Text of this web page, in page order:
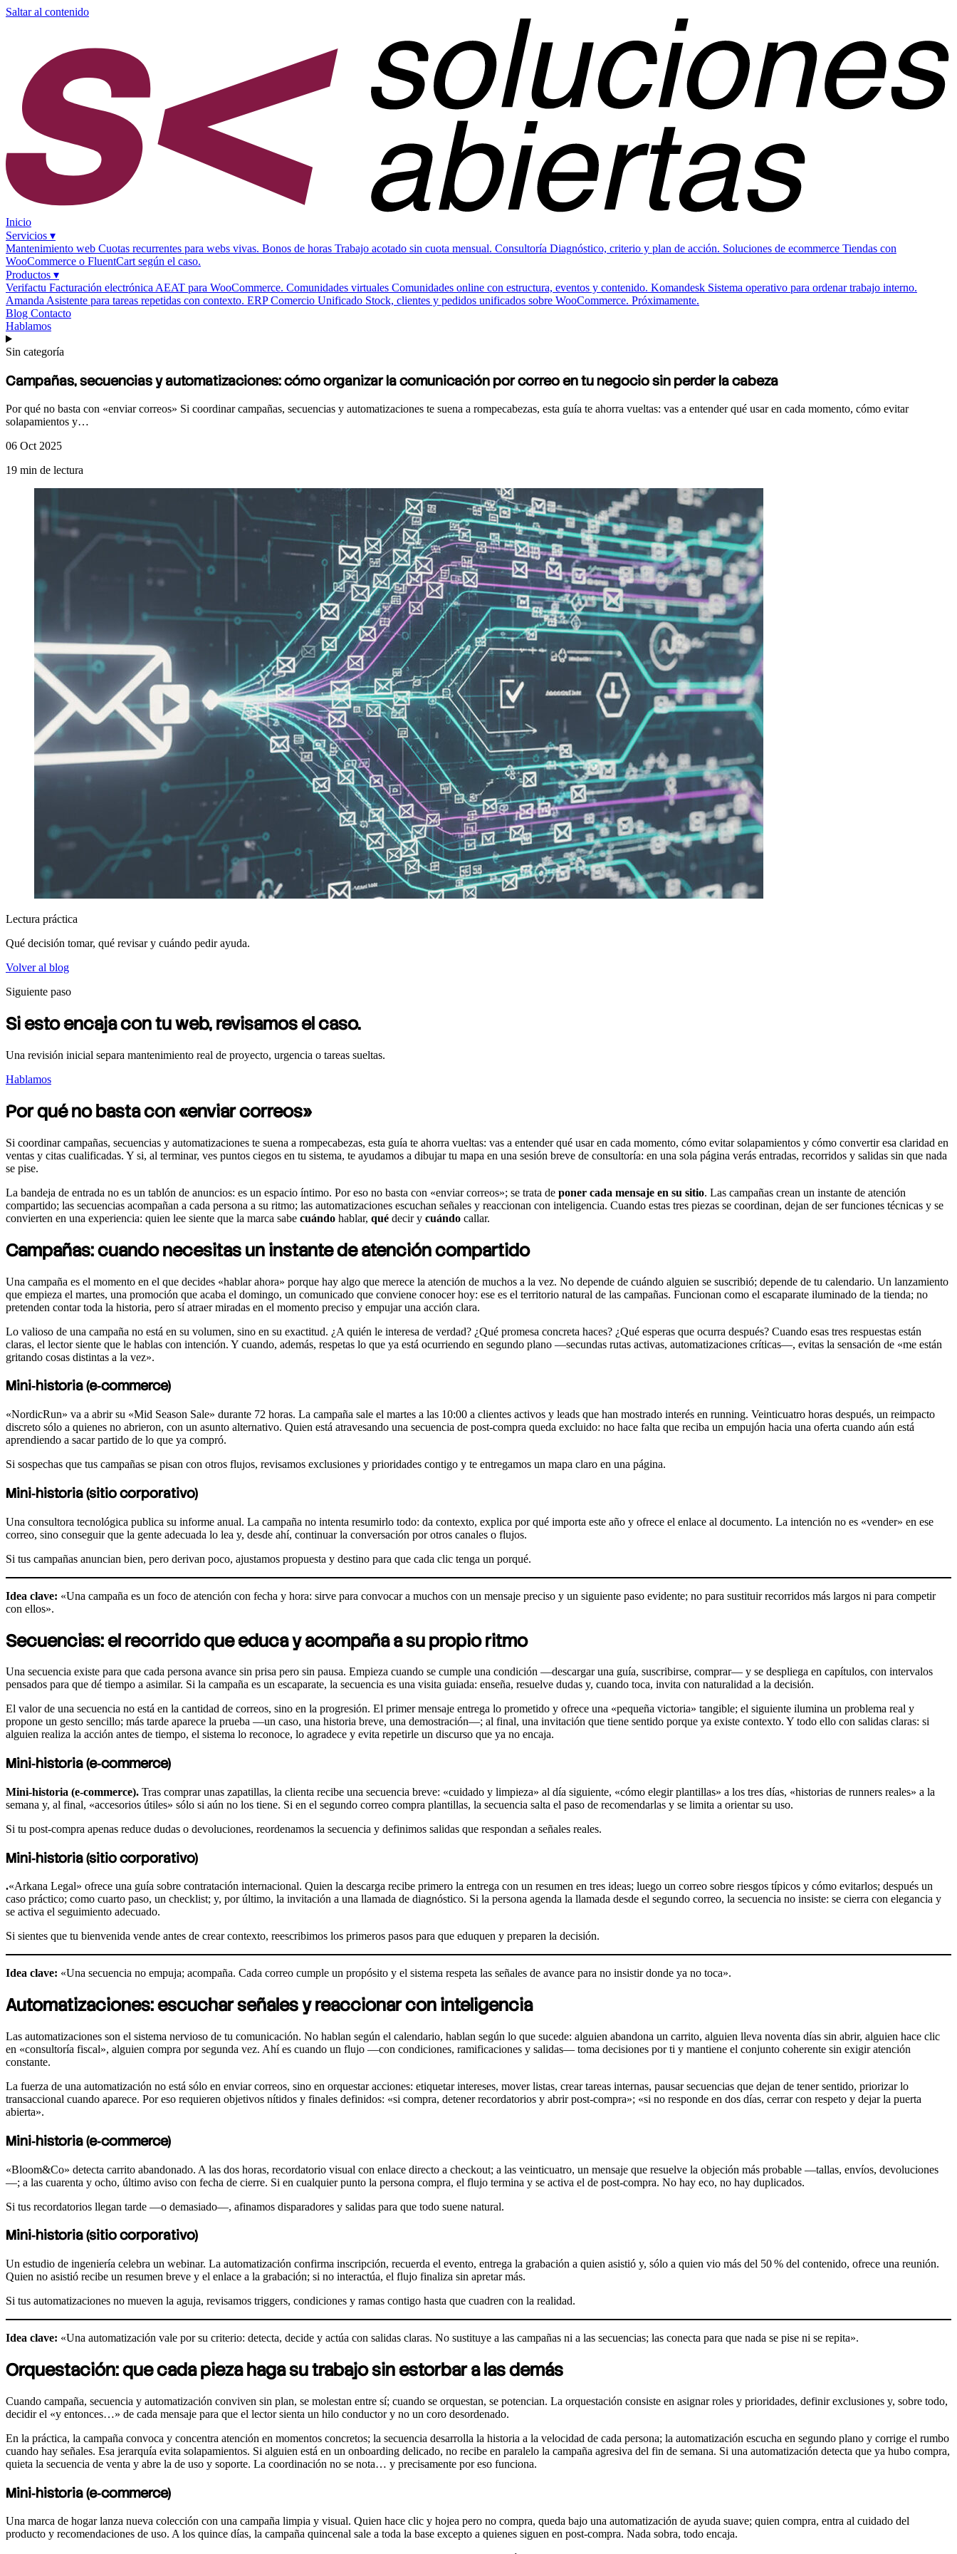
Saltar al contenido
Inicio
Servicios ▾
Mantenimiento web Cuotas recurrentes para webs vivas. Bonos de horas Trabajo acotado sin cuota mensual. Consultoría Diagnóstico, criterio y plan de acción. Soluciones de ecommerce Tiendas con
WooCommerce o FluentCart según el caso.
Productos ▾
Verifactu Facturación electrónica AEAT para WooCommerce. Comunidades virtuales Comunidades online con estructura, eventos y contenido. Komandesk Sistema operativo para ordenar trabajo interno.
Amanda Asistente para tareas repetidas con contexto. ERP Comercio Unificado Stock, clientes y pedidos unificados sobre WooCommerce. Próximamente.
Blog Contacto
Hablamos
Sin categoría
Campañas, secuenciasy automatizaciones: cómo organizar la comunicación por correo en tu negocio sin perder la cabeza
Por qué no basta con «enviar correos» Si coordinar campañas, secuencias y automatizaciones te suena a rompecabezas, esta guía te ahorra vueltas: vas a entender qué usar en cada momento, cómo evitar
solapamientos y…
06 Oct 2025
19 min de lectura
Lectura práctica
Qué decisión tomar, qué revisar y cuándo pedir ayuda.
Volver al blog
Siguiente paso
Si esto encaja con tu web, revisamos el caso.
Una revisión inicial separa mantenimiento real de proyecto, urgencia o tareas sueltas.
Hablamos
Por qué no basta con «enviar correos»
Si coordinar campañas, secuencias y automatizaciones te suena a rompecabezas, esta guía te ahorra vueltas: vas a entender qué usar en cada momento, cómo evitar solapamientos y cómo convertir esa claridad en
ventas y citas cualificadas. Y si, al terminar, ves puntos ciegos en tu sistema, te ayudamos a dibujar tu mapa en una sesión breve de consultoría: en una sola página verás entradas, recorridos y salidas sin que nada
se pise.
La bandeja de entrada no es un tablón de anuncios: es un espacio íntimo. Por eso no basta con «enviar correos»; se trata de poner cada mensaje en su sitio. Las campañas crean un instante de atención
compartido; las secuencias acompañan a cada persona a su ritmo; las automatizaciones escuchan señales y reaccionan con inteligencia. Cuando estas tres piezas se coordinan, dejan de ser funciones técnicas y se
convierten en una experiencia: quien lee siente que la marca sabe cuándo hablar, qué decir y cuándo callar.
Campañas: cuando necesitas un instante de atención compartido
Una campaña es el momento en el que decides «hablar ahora» porque hay algo que merece la atención de muchos a la vez. No depende de cuándo alguien se suscribió; depende de tu calendario. Un lanzamiento
que empieza el martes, una promoción que acaba el domingo, un comunicado que conviene conocer hoy: ese es el territorio natural de las campañas. Funcionan como el escaparate iluminado de la tienda; no
pretenden contar toda la historia, pero sí atraer miradas en el momento preciso y empujar una acción clara.
Lo valioso de una campaña no está en su volumen, sino en su exactitud. ¿A quién le interesa de verdad? ¿Qué promesa concreta haces? ¿Qué esperas que ocurra después? Cuando esas tres respuestas están
claras, el lector siente que le hablas con intención. Y cuando, además, respetas lo que ya está ocurriendo en segundo plano —secundas rutas activas, automatizaciones críticas—, evitas la sensación de «me están
gritando cosas distintas a la vez».
Mini‑historia (e‑commerce)
«NordicRun» va a abrir su «Mid Season Sale» durante 72 horas. La campaña sale el martes a las 10:00 a clientes activos y leads que han mostrado interés en running. Veinticuatro horas después, un reimpacto
discreto sólo a quienes no abrieron, con un asunto alternativo. Quien está atravesando una secuencia de post‑compra queda excluido: no hace falta que reciba un empujón hacia una oferta cuando aún está
aprendiendo a sacar partido de lo que ya compró.
Si sospechas que tus campañas se pisan con otros flujos, revisamos exclusiones y prioridades contigo y te entregamos un mapa claro en una página.
Mini‑historia (sitio corporativo)
Una consultora tecnológica publica su informe anual. La campaña no intenta resumirlo todo: da contexto, explica por qué importa este año y ofrece el enlace al documento. La intención no es «vender» en ese
correo, sino conseguir que la gente adecuada lo lea y, desde ahí, continuar la conversación por otros canales o flujos.
Si tus campañas anuncian bien, pero derivan poco, ajustamos propuesta y destino para que cada clic tenga un porqué.
Idea clave: «Una campaña es un foco de atención con fecha y hora: sirve para convocar a muchos con un mensaje preciso y un siguiente paso evidente; no para sustituir recorridos más largos ni para competir
con ellos».
Secuencias: el recorrido que educa y acompaña a su propio ritmo
Una secuencia existe para que cada persona avance sin prisa pero sin pausa. Empieza cuando se cumple una condición —descargar una guía, suscribirse, comprar— y se despliega en capítulos, con intervalos
pensados para que dé tiempo a asimilar. Si la campaña es un escaparate, la secuencia es una visita guiada: enseña, resuelve dudas y, cuando toca, invita con naturalidad a la decisión.
El valor de una secuencia no está en la cantidad de correos, sino en la progresión. El primer mensaje entrega lo prometido y ofrece una «pequeña victoria» tangible; el siguiente ilumina un problema real y
propone un gesto sencillo; más tarde aparece la prueba —un caso, una historia breve, una demostración—; al final, una invitación que tiene sentido porque ya existe contexto. Y todo ello con salidas claras: si
alguien realiza la acción antes de tiempo, el sistema lo reconoce, lo agradece y evita repetirle un discurso que ya no encaja.
Mini‑historia(e‑commerce)
Mini‑historia (e‑commerce). Tras comprar unas zapatillas, la clienta recibe una secuencia breve: «cuidado y limpieza» al día siguiente, «cómo elegir plantillas» a los tres días, «historias de runners reales» a la
semana y, al final, «accesorios útiles» sólo si aún no los tiene. Si en el segundo correo compra plantillas, la secuencia salta el paso de recomendarlas y se limita a orientar su uso.
Si tu post‑compra apenas reduce dudas o devoluciones, reordenamos la secuencia y definimos salidas que respondan a señales reales.
Mini‑historia (sitio corporativo)
.«Arkana Legal» ofrece una guía sobre contratación internacional. Quien la descarga recibe primero la entrega con un resumen en tres ideas; luego un correo sobre riesgos típicos y cómo evitarlos; después un
caso práctico; como cuarto paso, un checklist; y, por último, la invitación a una llamada de diagnóstico. Si la persona agenda la llamada desde el segundo correo, la secuencia no insiste: se cierra con elegancia y
se activa el seguimiento adecuado.
Si sientes que tu bienvenida vende antes de crear contexto, reescribimos los primeros pasos para que eduquen y preparen la decisión.
Idea clave: «Una secuencia no empuja; acompaña. Cada correo cumple un propósito y el sistema respeta las señales de avance para no insistir donde ya no toca».
Automatizaciones: escuchar señales y reaccionar con inteligencia
Las automatizaciones son el sistema nervioso de tu comunicación. No hablan según el calendario, hablan según lo que sucede: alguien abandona un carrito, alguien lleva noventa días sin abrir, alguien hace clic
en «consultoría fiscal», alguien compra por segunda vez. Ahí es cuando un flujo —con condiciones, ramificaciones y salidas— toma decisiones por ti y mantiene el conjunto coherente sin exigir atención
constante.
La fuerza de una automatización no está sólo en enviar correos, sino en orquestar acciones: etiquetar intereses, mover listas, crear tareas internas, pausar secuencias que dejan de tener sentido, priorizar lo
transaccional cuando aparece. Por eso requieren objetivos nítidos y finales definidos: «si compra, detener recordatorios y abrir post‑compra»; «si no responde en dos días, cerrar con respeto y dejar la puerta
abierta».
Mini‑historia (e‑commerce)
«Bloom&Co» detecta carrito abandonado. A las dos horas, recordatorio visual con enlace directo a checkout; a las veinticuatro, un mensaje que resuelve la objeción más probable —tallas, envíos, devoluciones
—; a las cuarenta y ocho, último aviso con fecha de cierre. Si en cualquier punto la persona compra, el flujo termina y se activa el de post‑compra. No hay eco, no hay duplicados.
Si tus recordatorios llegan tarde —o demasiado—, afinamos disparadores y salidas para que todo suene natural.
Mini‑historia (sitio corporativo)
Un estudio de ingeniería celebra un webinar. La automatización confirma inscripción, recuerda el evento, entrega la grabación a quien asistió y, sólo a quien vio más del 50 % del contenido, ofrece una reunión.
Quien no asistió recibe un resumen breve y el enlace a la grabación; si no interactúa, el flujo finaliza sin apretar más.
Si tus automatizaciones no mueven la aguja, revisamos triggers, condiciones y ramas contigo hasta que cuadren con la realidad.
Idea clave: «Una automatización vale por su criterio: detecta, decide y actúa con salidas claras. No sustituye a las campañas ni a las secuencias; las conecta para que nada se pise ni se repita».
Orquestación: que cada pieza haga su trabajo sin estorbar a las demás
Cuando campaña, secuencia y automatización conviven sin plan, se molestan entre sí; cuando se orquestan, se potencian. La orquestación consiste en asignar roles y prioridades, definir exclusiones y, sobre todo,
decidir el «y entonces…» de cada mensaje para que el lector sienta un hilo conductor y no un coro desordenado.
En la práctica, la campaña convoca y concentra atención en momentos concretos; la secuencia desarrolla la historia a la velocidad de cada persona; la automatización escucha en segundo plano y corrige el rumbo
cuando hay señales. Esa jerarquía evita solapamientos. Si alguien está en un onboarding delicado, no recibe en paralelo la campaña agresiva del fin de semana. Si una automatización detecta que ya hubo compra,
quieta la secuencia de venta y abre la de uso y soporte. La coordinación no se nota… y precisamente por eso funciona.
Mini‑historia (e‑commerce)
Una marca de hogar lanza nueva colección con una campaña limpia y visual. Quien hace clic y hojea pero no compra, queda bajo una automatización de ayuda suave; quien compra, entra al cuidado del
producto y recomendaciones de uso. A los quince días, la campaña quincenal sale a toda la base excepto a quienes siguen en post‑compra. Nada sobra, todo encaja.